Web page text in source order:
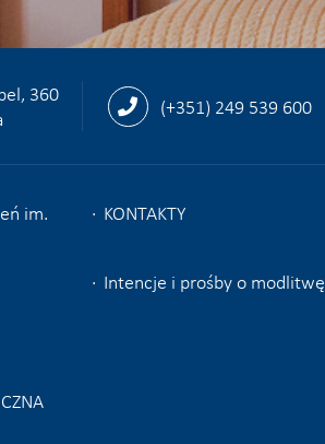
360
(+351) 249 539 600
im.
KONTAKTY
Intencje i prośby o modlitwę